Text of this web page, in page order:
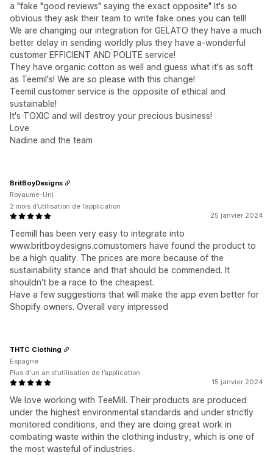
a "fake "good reviews" saying the exact opposite" It's so
obvious they ask their team to write fake ones you can tell!
We are changing our integration for GELATO they have a much
better delay in sending worldly plus they have a-wonderful
customer EFFICIENT AND POLITE service!
They have organic cotton as well and guess what it's as soft
as Teemil's! We are so please with this change!
Teemil customer service is the opposite of ethical and
sustainable!
It's TOXIC and will destroy your precious business!
Love
Nadine and the team
25 janvier 2024
Teemill has been very easy to integrate into
www.britboydesigns.comustomers have found the product to
be a high quality. The prices are more because of the
sustainability stance and that should be commended. It
shouldn't be a race to the cheapest.
Have a few suggestions that will make the app even better for
Shopify owners. Overall very impressed
BritBoyDesigns
Royaume-Uni
2 mois d’utilisation de l’application
15 janvier 2024
We love working with TeeMill. Their products are produced
under the highest environmental standards and under strictly
monitored conditions, and they are doing great work in
combating waste within the clothing industry, which is one of
the most wasteful of industries.
THTC Clothing
Espagne
Plus d'un an d’utilisation de l’application